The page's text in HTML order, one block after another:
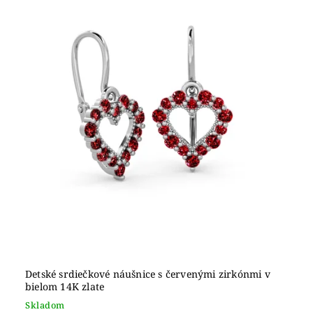
Detské srdiečkové náušnice s červenými zirkónmi v
bielom 14K zlate
Skladom